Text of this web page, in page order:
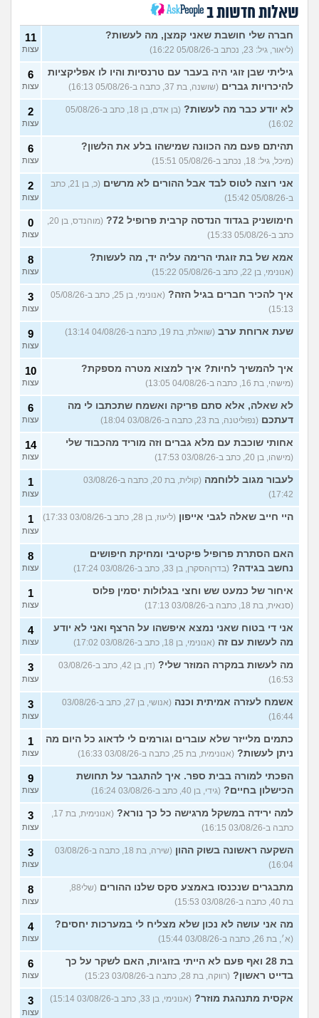
(ירין, בת 19)
סיימתי תואר והבנתי שאני לא
רוצה לעבוד בתחום, מה
עכשיו?
(טל, בת 29)
9
עצות
מס שאלות לסטודנטים ובוגרים
של המכללה האקדמית וינגייט
1
עצות
לימודים מסלול בוקר או ערב?
(אנונימית, בת 27)
3
עצות
אילו יחידות טכנולוגיות יש?
(אנונימי, בן 17)
2
עצות
החיים בתור סטודנט לרפואה
(אנונימי, בן 20)
9
עצות
הנדסת בניין באריאל או סמי
(יותם, בן 23)
3
עצות
אני מרגישה ממש תקועה, איך
להתמודד? (מאיה, בת 23) עצות
עוד שאלות חדשות במדור
שאלות חדשות ב
חברה שלי חושבת שאני קמצן, מה לעשות?
(ליאור, גיל: 23, נכתב ב-05/08/26 16:22)
11
עצות
גיליתי שבן זוגי היה בעבר עם טרנסיות והיו לו אפליקציות
להיכרויות גברים (שושנה, בת 37, כתבה ב-05/08/26 16:13)
6
עצות
לא יודע כבר מה לעשות?
(בן אדם, בן 18, כתב ב-05/08/26
16:02)
2
עצות
תהיתם פעם מה הכוונה שמישהו בלע את הלשון?
(מיכל, גיל: 18, נכתב ב-05/08/26 15:51)
6
עצות
אני רוצה לטוס לבד אבל ההורים לא מרשים
(כ, בן 21, כתב
ב-05/08/26 15:42)
2
עצות
חימושניק בגדוד הנדסה קרבית פרופיל 72?
(מוהנדס, בן 20,
כתב ב-05/08/26 15:33)
0
עצות
אמא של בת זוגתי הרימה עליה יד, מה לעשות?
(אנונימי, בן 22, כתב ב-05/08/26 15:22)
8
עצות
איך להכיר חברים בגיל הזה?
(אנונימי, בן 25, כתב ב-05/08/26
15:13)
3
עצות
שעת ארוחת ערב (שואלת, בת 19, כתבה ב-04/08/26 13:14) 9
עצות
איך להמשיך לחיות? איך למצוא מטרה מספקת?
(מישהי, בת 16, כתבה ב-04/08/26 13:05)
10
עצות
לא שאלה, אלא סתם פריקה ואשמח שתכתבו לי מה
דעתכם (נפוליטנה, בת 23, כתבה ב-03/08/26 18:04)
6
עצות
אחותי שוכבת עם מלא גברים וזה מוריד מהכבוד שלי
(מישהו, בן 20, כתב ב-03/08/26 17:53)
14
עצות
לעבור מגוב ללוחמה
(קולית, בת 20, כתבה ב-03/08/26
17:42)
1
עצות
היי חייב שאלה לגבי אייפון (ליעוז, בן 28, כתב ב-03/08/26 17:33) 1
עצות
האם הסתרת פרופיל פיקטיבי ומחיקת חיפושים
נחשב בגידה? (בדרןהסקרן, בן 33, כתב ב-03/08/26 17:24)
8
עצות
איחור של כמעט שש וחצי בגלולות יסמין פלוס
(סנאית, בת 18, כתבה ב-03/08/26 17:13)
1
עצות
אני די בטוח שאני נמצא איפשהו על הרצף ואני לא יודע
מה לעשות עם זה (אנונימי, בן 18, כתב ב-03/08/26 17:02)
4
עצות
מה לעשות במקרה המוזר שלי?
(דן, בן 42, כתב ב-03/08/26
16:53)
3
עצות
אשמח לעזרה אמיתית וכנה
(אנושי, בן 27, כתב ב-03/08/26
16:44)
3
עצות
כתמים מלייזר שלא עוברים וגורמים לי לדאוג כל היום מה
ניתן לעשות? (אנונימית, בת 25, כתבה ב-03/08/26 16:33)
1
עצות
הפכתי למורה בבית ספר. איך להתגבר על תחושת
הכישלון בחיים? (גידי, בן 40, כתב ב-03/08/26 16:24)
9
עצות
למה ירידה במשקל מרגישה כל כך נורא?
(אנונימית, בת 17,
כתבה ב-03/08/26 16:15)
3
עצות
השקעה ראשונה בשוק ההון
(שירה, בת 18, כתבה ב-03/08/26
16:04)
3
עצות
מתבגרים שנכנסו באמצע סקס שלנו ההורים
(שלי88,
בת 40, כתבה ב-03/08/26 15:53)
8
עצות
מה אני עושה לא נכון שלא מצליח לי במערכות יחסים?
(א׳, בת 26, כתבה ב-03/08/26 15:44)
4
עצות
בת 28 ואף פעם לא הייתי בזוגיות, האם לשקר על כך
בדייט ראשון? (רווקה, בת 28, כתבה ב-03/08/26 15:23)
6
עצות
אקסית מתנהגת מוזר? (אנונימי, בן 33, כתב ב-03/08/26 15:14) 3
עצות